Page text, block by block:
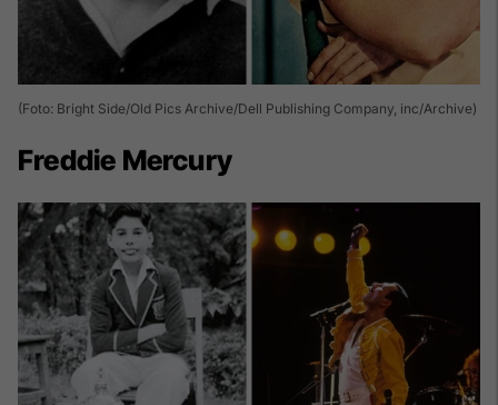
(Foto: Bright Side/Old Pics Archive/Dell Publishing Company, inc/Archive)
Freddie Mercury